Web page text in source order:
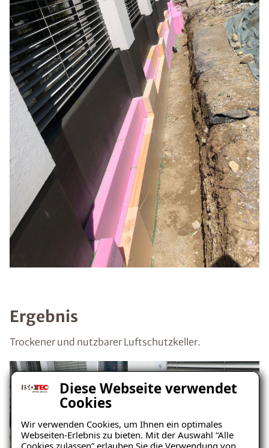
Diese Webseite verwendet
Cookies
Wir verwenden Cookies, um Ihnen ein optimales
Webseiten-Erlebnis zu bieten. Mit der Auswahl “Alle
Cookies zulassen” erlauben Sie die Verwendung von
Ergebnis
Trockener und nutzbarer Luftschutzkeller.